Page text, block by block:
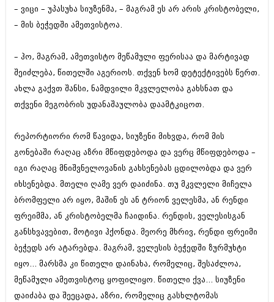
– ვიცი – უპასუხა სიუზენმა, – მაგრამ ეს არ არის კრისტობელი,
– მის ბეჭედში ამეთვისტოა.
– ჰო, მაგრამ, ამეთვისტო მეწამული ფერისაა და მარტივად
შეიძლება, წითელში აგერიოს. თქვენ ხომ დეტექტივებს წერთ.
ახლა გაქვთ შანსი, ნამდვილი მკვლელობა გახსნათ და
თქვენი მეგობრის უდანაშაულობა დაამტკიცოთ.
რეპორტიორი რომ წავიდა, სიუზენი მიხვდა, რომ მის
გონებაში რაღაც აზრი მწიფდებოდა და ვერც მწიფდებოდა –
იგი რაღაც მნიშვნელოვანის გახსენებას ცდილობდა და ვერ
იხსენებდა. მთელი ღამე ვერ დაიძინა. თუ მკვლელი მიჩელა
ბრომფელი არ იყო, მაშინ ეს ან ტრიონ ველესმა, ან რენდი
ფრეიმმა, ან კრისტობელმა ჩაიდინა. რენდის, ველესისგან
განსხვავებით, მოტივი ჰქონდა. მეორე მხრივ, რენდი ფრეიმი
ბეჭედს არ ატარებდა. მაგრამ, ველესის ბეჭედში ზურმუხტი
იყო... მარსმა კი წითელი დაინახა, რომელიც, შესაძლოა,
მეწამული ამეთვისტოც ყოფილიყო. წითელი ქვა... სიუზენი
დაიძაბა და შეეცადა, აზრი, რომელიც გასხლტომას